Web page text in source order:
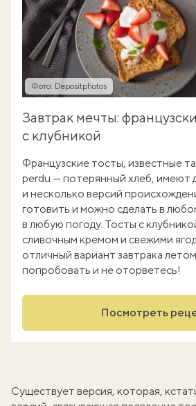
Фото: Depositphotos
Завтрак мечты:
с клубникой
Французские тосты, известные
perdu — потерянный хлеб, имеют
и несколько версий
готовить и можно сделать в
в любую погоду. Тосты с
сливочным кремом и свежими
отличный вариант завтрака
попробовать и не оторветесь!
Посмотреть
Существует версия, которая,